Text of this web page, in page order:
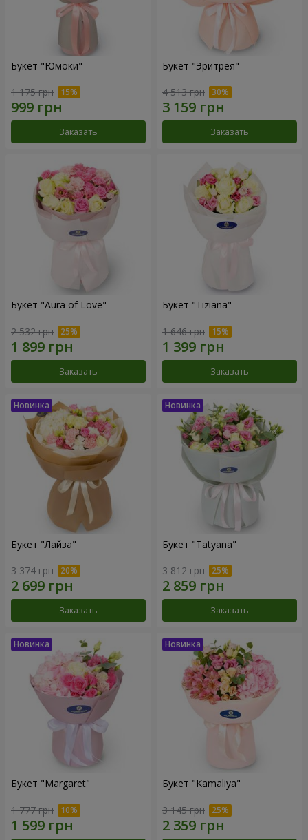
Букет "Юмоки"
1 175 грн
Заказать
Букет "Эритрея"
4 513 грн
Заказать
Букет "Aura of Love"
2 532 грн
Заказать
Букет "Tiziana"
1 646 грн
Заказать
Букет "Лайза"
3 374 грн
Заказать
Букет "Tatyana"
3 812 грн
Заказать
Букет "Margaret"
1 777 грн
Букет "Kamaliya"
3 145 грн